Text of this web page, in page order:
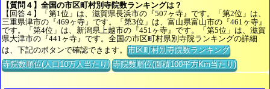
【質問４】全国の市区町村別寺院数ランキングは？
【回答４】「第1位」は、滋賀県長浜市の『507ヶ寺』です。「第2位」は、
三重県津市の『469ヶ寺』です。「第3位」は、富山県富山市の『461ヶ寺』
です。「第4位」は、新潟県上越市の『451ヶ寺』です。「第5位」は、滋賀
県大津市の『441ヶ寺』です。全国の市区町村県別寺院ランキングの詳細
は、下記のボタンで確認できます。市区町村別寺院数ランキング
寺院数順位(人口10万人当たり) 寺院数順位(面積100平方Km当たり)